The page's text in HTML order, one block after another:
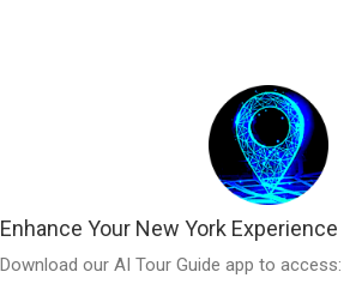
Enhance Your New York Experience
Download our AI Tour Guide app to access: